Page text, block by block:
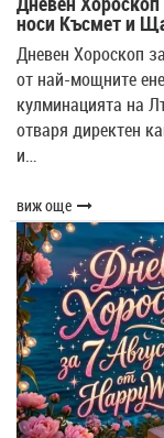
носи Късмет и
Дневен Хороскоп
от най-мощните
кулминацията на
отваря директен
и…
виж още